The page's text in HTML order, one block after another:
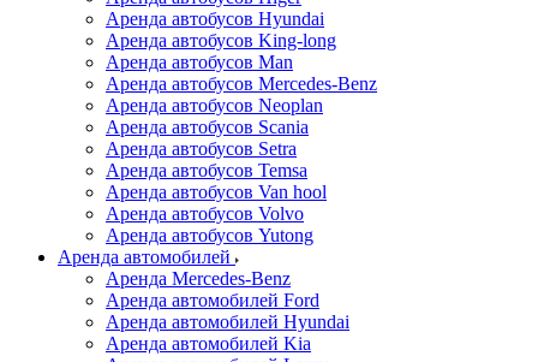
Аренда автобусов Hyundai
Аренда автобусов King-long
Аренда автобусов Man
Аренда автобусов Mercedes-Benz
Аренда автобусов Neoplan
Аренда автобусов Scania
Аренда автобусов Setra
Аренда автобусов Temsa
Аренда автобусов Van hool
Аренда автобусов Volvo
Аренда автобусов Yutong
Аренда автомобилей
Аренда Mercedes-Benz
Аренда автомобилей Ford
Аренда автомобилей Hyundai
Аренда автомобилей Kia